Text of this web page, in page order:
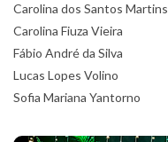
Carolina dos Santos Martins
Carolina Fiuza Vieira
Fábio André da Silva
Lucas Lopes Volino
Sofia Mariana Yantorno